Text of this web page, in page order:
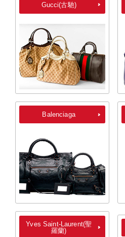
Gucci(古馳)
Balenciaga
Yves Saint-Laurent(聖
羅蘭)